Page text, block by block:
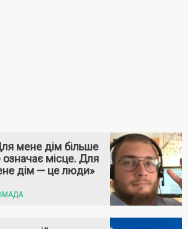
мене дім більше
означає місце. Для
дім — це люди»